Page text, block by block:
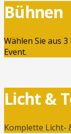
Bühnen
Wählen Sie aus
Event.
Licht &
Komplette Licht-